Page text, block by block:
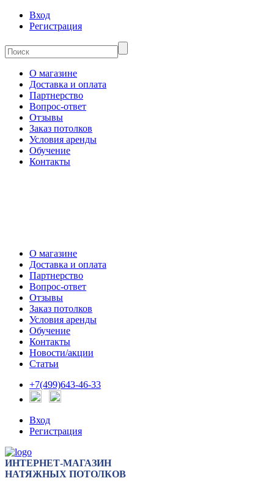
Вход
Регистрация
О магазине
Доставка и оплата
Партнерство
Вопрос-ответ
Отзывы
Заказ потолков
Условия аренды
Обучение
Контакты
О магазине
Доставка и оплата
Партнерство
Вопрос-ответ
Отзывы
Заказ потолков
Условия аренды
Обучение
Контакты
Новости/акции
Статьи
+7(499)643-46-33
Вход
Регистрация
ИНТЕРНЕТ-МАГАЗИН
НАТЯЖНЫХ ПОТОЛКОВ